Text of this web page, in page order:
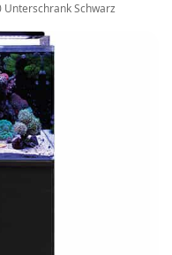
Unterschrank Schwarz